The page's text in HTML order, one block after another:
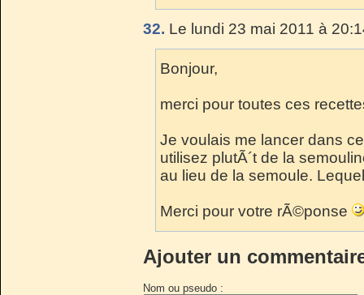
32. Le lundi 23 mai 2011 à
Bonjour,
merci pour toutes ces
Je voulais me lancer dans
utilisez plutÃ´t de la
au lieu de la semoule.
Merci pour votre rÃ©ponse
Ajouter un
Nom ou pseudo :